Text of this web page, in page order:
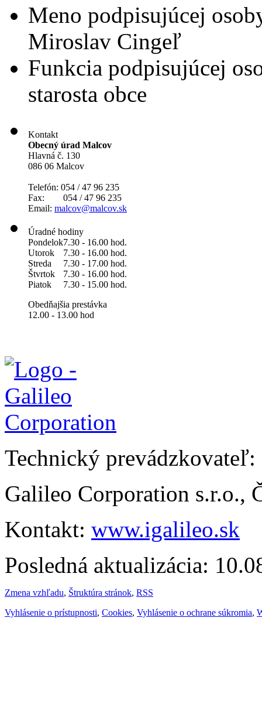
Meno podpisujúcej
Miroslav Cingeľ
Funkcia podpisujúcej
starosta obce
Kontakt
Obecný úrad Malcov
Hlavná č. 130
086 06 Malcov
Telefón: 054 / 47 96 235
Fax: 054 / 47 96 235
Email: malcov@malcov.sk
Úradné hodiny
Pondelok7.30 - 16.00 hod.
Utorok
7.30 - 16.00 hod.
Streda
7.30 - 17.00 hod.
Štvrtok
7.30 - 16.00 hod.
Piatok
7.30 - 15.00 hod.
Obedňajšia prestávka
12.00 - 13.00 hod
Technický prevádzkovateľ:
Galileo Corporation s.r.o.,
Kontakt: www.igalileo.sk
Posledná aktualizácia:
Zmena vzhľadu, Štruktúra stránok, RSS
Vyhlásenie o prístupnosti, Cookies, Vyhlásenie o ochrane súkromia,